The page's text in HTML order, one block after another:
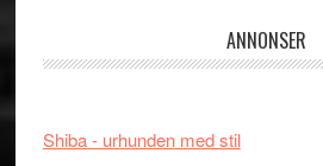
ANNONSER
Shiba - urhunden med stil